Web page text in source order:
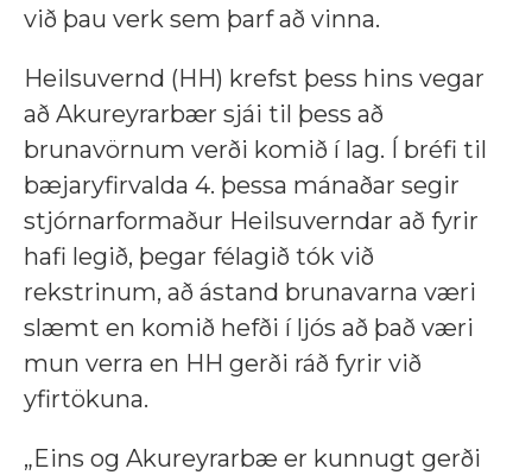
við þau verk sem þarf að vinna.
Heilsuvernd (HH) krefst þess hins vegar
að Akureyrarbær sjái til þess að
brunavörnum verði komið í lag. Í bréfi til
bæjaryfirvalda 4. þessa mánaðar segir
stjórnarformaður Heilsuverndar að fyrir
hafi legið, þegar félagið tók við
rekstrinum, að ástand brunavarna væri
slæmt en komið hefði í ljós að það væri
mun verra en HH gerði ráð fyrir við
yfirtökuna.
„Eins og Akureyrarbæ er kunnugt gerði